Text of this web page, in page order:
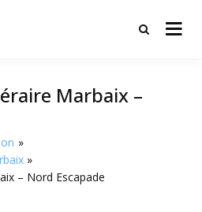
Tourisme et randonnées en Hauts
Marbaix –
– Nord Escapade